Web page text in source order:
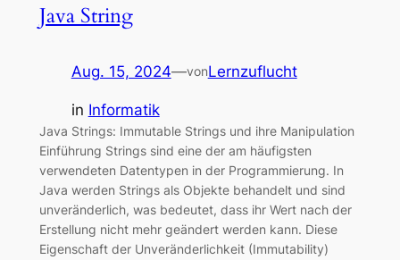
Java String
Aug. 15, 2024—vonLernzuflucht
in Informatik
Java Strings: Immutable Strings und ihre Manipulation
Einführung Strings sind eine der am häufigsten
verwendeten Datentypen in der Programmierung. In
Java werden Strings als Objekte behandelt und sind
unveränderlich, was bedeutet, dass ihr Wert nach der
Erstellung nicht mehr geändert werden kann. Diese
Eigenschaft der Unveränderlichkeit (Immutability)